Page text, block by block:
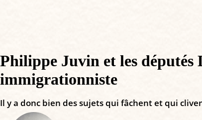
Philippe Juvin et les
immigrationniste
Il y a donc bien des sujets qui fâchent et qui